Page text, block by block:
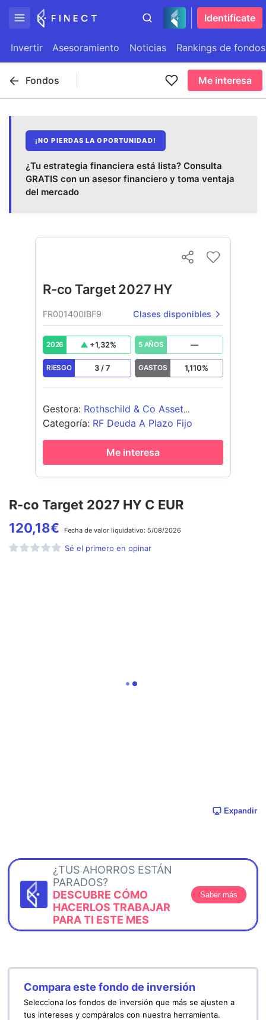
Identifícate
Invertir Asesoramiento Noticias Rankings de fondos
Fondos Me interesa
¡NO PIERDAS LA OPORTUNIDAD!
¿Tu estrategia financiera está lista? Consulta
GRATIS con un asesor financiero y toma ventaja
del mercado
R-co Target 2027 HY C EUR
120,18€ Fecha de valor liquidativo: 5/08/2026
Sé el primero en opinar
Expandir
¿TUS AHORROS ESTÁN
PARADOS?
DESCUBRE CÓMO
HACERLOS TRABAJAR
PARA TI ESTE MES
Saber más
Compara este fondo de inversión
Selecciona los fondos de inversión que más se ajusten a
tus intereses y compáralos con nuestra herramienta.
R-co Target 2027 HY
FR001400IBF9 Clases disponibles
2026 +1,32% 5 AÑOS —
RIESGO 3 /7 GASTOS 1,110%
Gestora: Rothschild & Co Asset
Management
Categoría: RF Deuda A Plazo Fijo
Me interesa